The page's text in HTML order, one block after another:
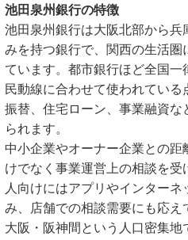
池田泉州銀行の特徴
池田泉州銀行は大阪北部から
みを持つ銀行で、関西の生活圏
ています。都市銀行ほど全国
民動線に合わせて使われてい
振替、住宅ローン、事業融資
られます。
中小企業やオーナー企業との
けでなく事業運営上の相談を
人向けにはアプリやインター
み、店舗での相談需要にも応え
大阪・阪神間という人口密集